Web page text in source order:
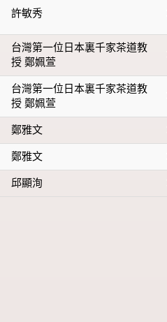
許敏秀
台灣第一位日本裏千家茶道教
授 鄭姵萱
台灣第一位日本裏千家茶道教
授 鄭姵萱
鄭雅文
鄭雅文
邱顯洵